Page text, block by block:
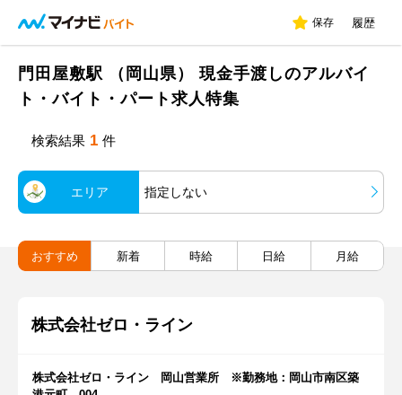
保存 履歴
門田屋敷駅 （岡山県） 現金手渡しのアルバイ
ト・バイト・パート求人特集
検索結果 1 件
エリア 指定しない
おすすめ 新着 時給 日給 月給
株式会社ゼロ・ライン
株式会社ゼロ・ライン 岡山営業所 ※勤務地：岡山市南区築